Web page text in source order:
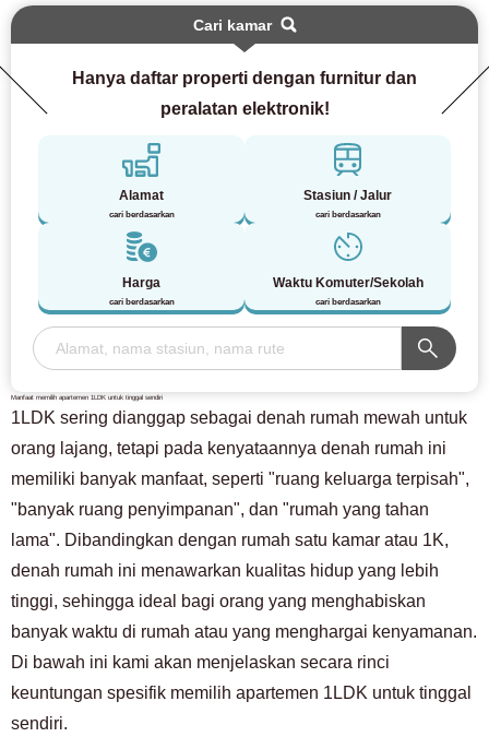
Cari kamar
Hanya daftar properti dengan furnitur dan
peralatan elektronik!
Alamat
cari berdasarkan
Stasiun / Jalur
cari berdasarkan
Harga
cari berdasarkan
Waktu Komuter/Sekolah
cari berdasarkan
Manfaat memilih apartemen 1LDK untuk tinggal sendiri
1LDK sering dianggap sebagai denah rumah mewah untuk
orang lajang, tetapi pada kenyataannya denah rumah ini
memiliki banyak manfaat, seperti "ruang keluarga terpisah",
"banyak ruang penyimpanan", dan "rumah yang tahan
lama". Dibandingkan dengan rumah satu kamar atau 1K,
denah rumah ini menawarkan kualitas hidup yang lebih
tinggi, sehingga ideal bagi orang yang menghabiskan
banyak waktu di rumah atau yang menghargai kenyamanan.
Di bawah ini kami akan menjelaskan secara rinci
keuntungan spesifik memilih apartemen 1LDK untuk tinggal
sendiri.